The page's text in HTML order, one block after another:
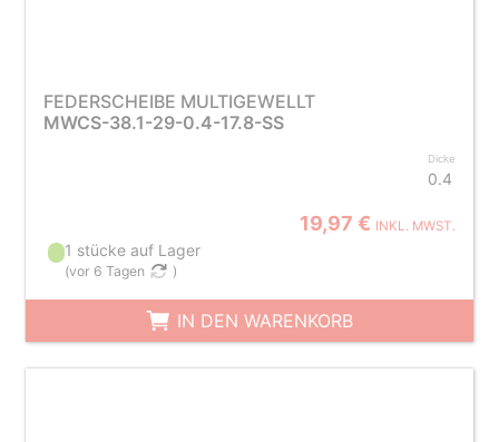
FEDERSCHEIBE MULTIGEWELLT
MWCS-38.1-29-0.4-17.8-SS
Dicke
0.4
19,97 € INKL. MWST.
1 stücke auf Lager
(vor 6 Tagen )
IN DEN WARENKORB